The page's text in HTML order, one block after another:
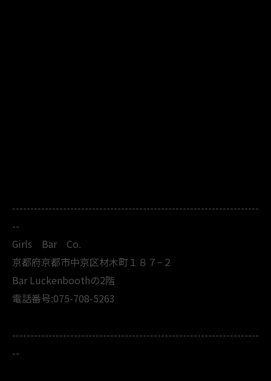
--------------------------------------------------------------------
--
Girls Bar Co.
京都府京都市中京区材木町１８７−２
Bar Luckenboothの2階
電話番号:075-708-5263
--------------------------------------------------------------------
--